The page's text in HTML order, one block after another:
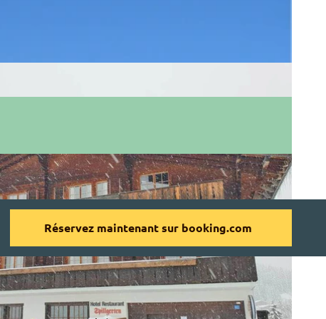
Réservez maintenant sur booking.com